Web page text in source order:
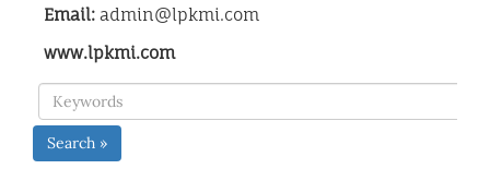
Email: admin@lpkmi.com
www.lpkmi.com
Search »